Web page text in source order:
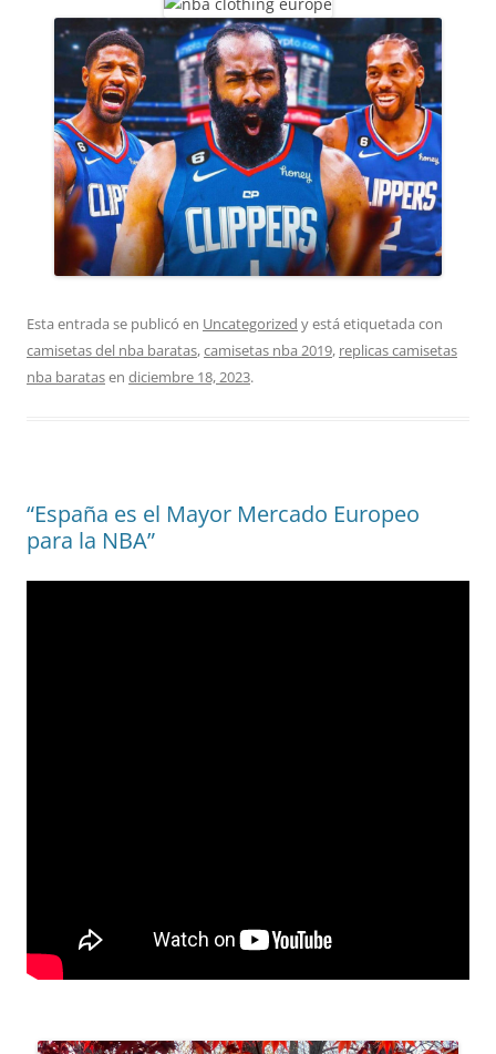
Esta entrada se publicó en Uncategorized y está etiquetada con
camisetas del nba baratas,camisetas nba 2019, replicas camisetas
nba baratasen diciembre 18, 2023.
“España es el Mayor Mercado Europeo
para la NBA”